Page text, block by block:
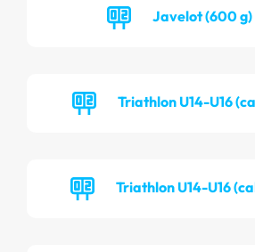
Javelot (600 g)
Triathlon U14-U16
Triathlon U14-U16